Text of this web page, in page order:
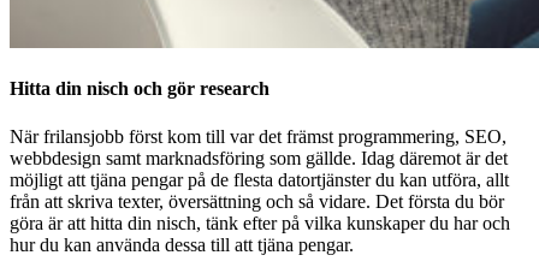
Hitta din nisch och gör research
När frilansjobb först kom till var det främst programmering, SEO,
webbdesign samt marknadsföring som gällde. Idag däremot är det
möjligt att tjäna pengar på de flesta datortjänster du kan utföra, allt
från att skriva texter, översättning och så vidare. Det första du bör
göra är att hitta din nisch, tänk efter på vilka kunskaper du har och
hur du kan använda dessa till att tjäna pengar.